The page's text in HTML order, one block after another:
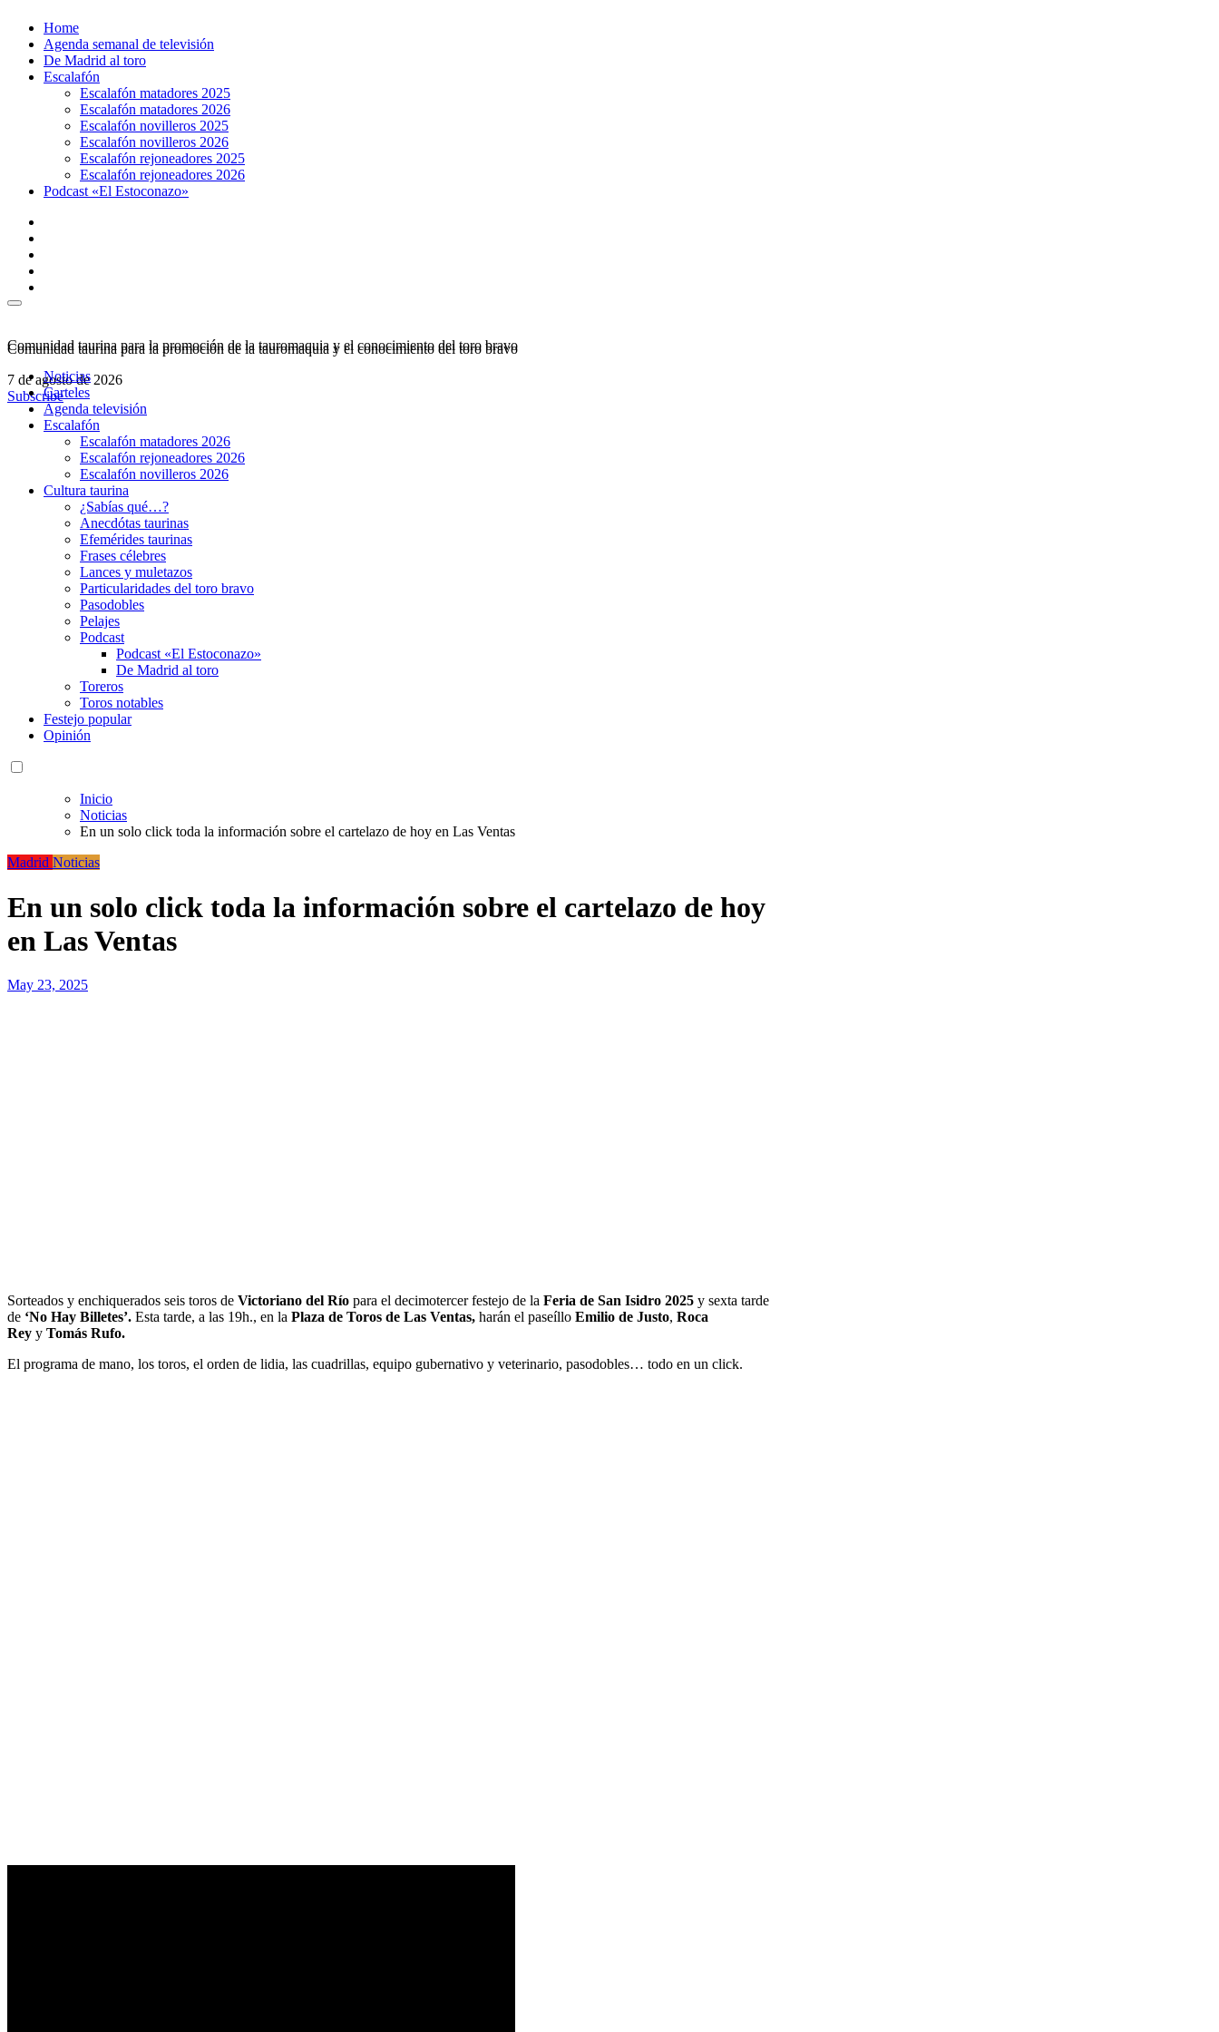
contenido
Home
Agenda semanal de televisión
De Madrid al toro
Escalafón
Escalafón matadores 2025
Escalafón matadores 2026
Escalafón novilleros 2025
Escalafón novilleros 2026
Escalafón rejoneadores 2025
Escalafón rejoneadores 2026
Podcast «El Estoconazo»
Comunidad taurina para la promoción de la tauromaquia y el conocimiento del toro bravo
7 de agosto de 2026
Subscribe
Comunidad taurina para la promoción de la tauromaquia y el conocimiento del toro bravo
Noticias
Carteles
Agenda televisión
Escalafón
Escalafón matadores 2026
Escalafón rejoneadores 2026
Escalafón novilleros 2026
Cultura taurina
¿Sabías qué…?
Anecdótas taurinas
Efemérides taurinas
Frases célebres
Lances y muletazos
Particularidades del toro bravo
Pasodobles
Pelajes
Podcast
Podcast «El Estoconazo»
De Madrid al toro
Toreros
Toros notables
Festejo popular
Opinión
Inicio
Noticias
En un solo click toda la información sobre el cartelazo de hoy en Las Ventas
Madrid Noticias
En un solo click toda la información sobre el cartelazo de hoy
en Las Ventas
May 23, 2025
Sorteados y enchiquerados seis toros de Victoriano del Río para el decimotercer festejo de la Feria de San Isidro 2025 y sexta tarde
de ‘No Hay Billetes’. Esta tarde, a las 19h., en la Plaza de Toros de Las Ventas, harán el paseíllo Emilio de Justo, Roca
Rey y Tomás Rufo.
El programa de mano, los toros, el orden de lidia, las cuadrillas, equipo gubernativo y veterinario, pasodobles… todo en un click.